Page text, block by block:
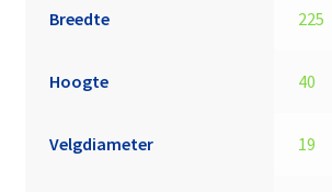
Breedte 225
Hoogte 40
Velgdiameter 19